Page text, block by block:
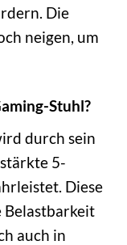
Die
neigen, um
Stuhl?
durch sein
5-
Diese
auch in